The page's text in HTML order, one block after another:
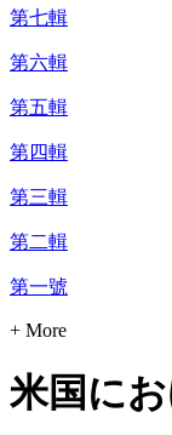
第七輯
第六輯
第五輯
第四輯
第三輯
第二輯
第一號
+ More
米国に